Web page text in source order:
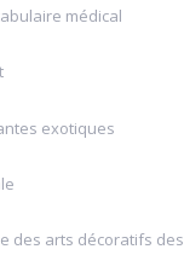
médical
exotiques
des arts décoratifs des